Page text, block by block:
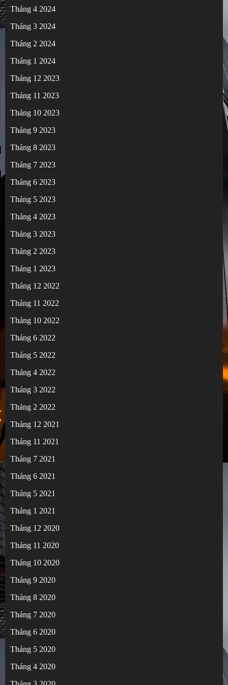
Tháng 4 2024
Tháng 3 2024
Tháng 2 2024
Tháng 1 2024
Tháng 12 2023
Tháng 11 2023
Tháng 10 2023
Tháng 9 2023
Tháng 8 2023
Tháng 7 2023
Tháng 6 2023
Tháng 5 2023
Tháng 4 2023
Tháng 3 2023
Tháng 2 2023
Tháng 1 2023
Tháng 12 2022
Tháng 11 2022
Tháng 10 2022
Tháng 6 2022
Tháng 5 2022
Tháng 4 2022
Tháng 3 2022
Tháng 2 2022
Tháng 12 2021
Tháng 11 2021
Tháng 7 2021
Tháng 6 2021
Tháng 5 2021
Tháng 1 2021
Tháng 12 2020
Tháng 11 2020
Tháng 10 2020
Tháng 9 2020
Tháng 8 2020
Tháng 7 2020
Tháng 6 2020
Tháng 5 2020
Tháng 4 2020